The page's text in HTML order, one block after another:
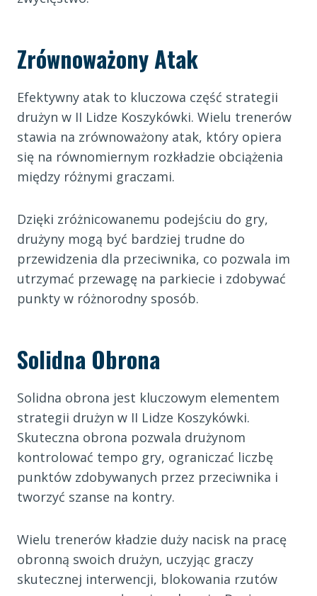
Zrównoważony Atak
Efektywny atak to kluczowa część strategii
drużyn w II Lidze Koszykówki. Wielu trenerów
stawia na zrównoważony atak, który opiera
się na równomiernym rozkładzie obciążenia
między różnymi graczami.
Dzięki zróżnicowanemu podejściu do gry,
drużyny mogą być bardziej trudne do
przewidzenia dla przeciwnika, co pozwala im
utrzymać przewagę na parkiecie i zdobywać
punkty w różnorodny sposób.
Solidna Obrona
Solidna obrona jest kluczowym elementem
strategii drużyn w II Lidze Koszykówki.
Skuteczna obrona pozwala drużynom
kontrolować tempo gry, ograniczać liczbę
punktów zdobywanych przez przeciwnika i
tworzyć szanse na kontry.
Wielu trenerów kładzie duży nacisk na pracę
obronną swoich drużyn, uczyjąc graczy
skutecznej interwencji, blokowania rzutów